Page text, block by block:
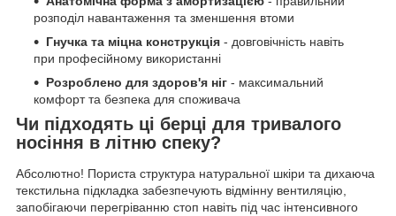
розподіл навантаження та зменшення втоми
Гнучка та міцна конструкція - довговічність навіть
при професійному використанні
Розроблено для здоров'я ніг - максимальний
комфорт та безпека для споживача
Чи підходять ці берці для тривалого
носіння в літню спеку?
Абсолютно! Пориста структура натуральної шкіри та дихаюча
текстильна підкладка забезпечують відмінну вентиляцію,
запобігаючи перегріванню стоп навіть під час інтенсивного